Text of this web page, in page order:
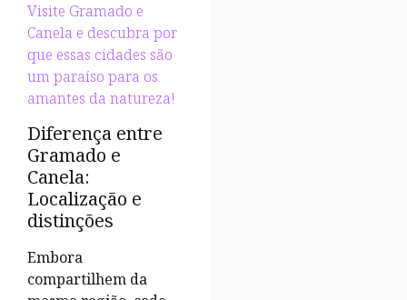
Visite Gramado e
Canela e descubra por
que essas cidades são
um paraíso para os
amantes da natureza!
Diferença entre
Gramado e
Canela:
Localização e
distinções
Embora
compartilhem da